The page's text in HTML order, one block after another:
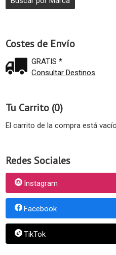
Costes de Envío
GRATIS *
Consultar Destinos
Tu Carrito (0)
El carrito de la compra está vacío
Redes Sociales
Instagram
Facebook
TikTok